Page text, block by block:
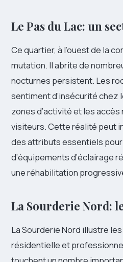
Le Pas du Lac: un
Ce quartier, à l’ouest de la
mutation. Il abrite de
nocturnes persistent. Les
sentiment d’insécurité chez
zones d’activité et les
visiteurs. Cette réalité peut
des attributs essentiels
d’équipements d’éclairage
une réhabilitation
La Sourderie Nord:
La Sourderie Nord illustre
résidentielle et